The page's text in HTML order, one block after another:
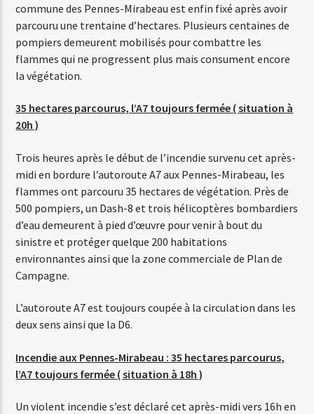
Emission en cours
Web-Radio-Années 100% 80s
07:00 22:00
Web-Radio-Sicily
Web-Radio-Années 70
Web-Radio-Années 80
Web-Radio-Latino
commune des Pennes-Mirabeau est enfin fixé après avoir
parcouru une trentaine d’hectares. Plusieurs centaines de
pompiers demeurent mobilisés pour combattre les
flammes qui ne progressent plus mais consument encore
la végétation.
35 hectares parcourus, l’A7 toujours fermée ( situation à
20h )
Trois heures après le début de l’incendie survenu cet après-
midi en bordure l’autoroute A7 aux Pennes-Mirabeau, les
flammes ont parcouru 35 hectares de végétation. Près de
500 pompiers, un Dash-8 et trois hélicoptères bombardiers
d’eau demeurent à pied d’œuvre pour venir à bout du
sinistre et protéger quelque 200 habitations
environnantes ainsi que la zone commerciale de Plan de
Campagne.
L’autoroute A7 est toujours coupée à la circulation dans les
deux sens ainsi que la D6.
Incendie aux Pennes-Mirabeau : 35 hectares parcourus,
l’A7 toujours fermée ( situation à 18h )
Un violent incendie s’est déclaré cet après-midi vers 16h en